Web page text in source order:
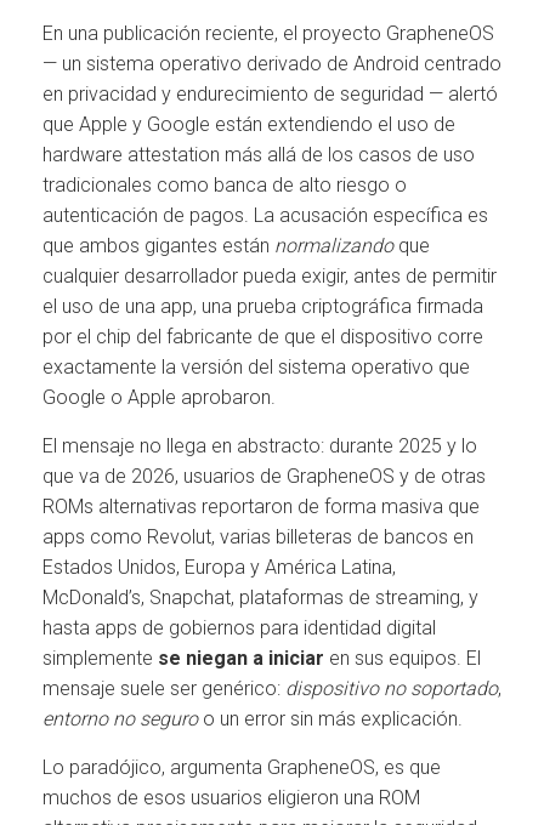
En una publicación reciente, el proyecto GrapheneOS
— un sistema operativo derivado de Android centrado
en privacidad y endurecimiento de seguridad — alertó
que Apple y Google están extendiendo el uso de
hardware attestation más allá de los casos de uso
tradicionales como banca de alto riesgo o
autenticación de pagos. La acusación específica es
que ambos gigantes están normalizandoque
cualquier desarrollador pueda exigir, antes de permitir
el uso de una app, una prueba criptográfica firmada
por el chip del fabricante de que el dispositivo corre
exactamente la versión del sistema operativo que
Google o Apple aprobaron.
El mensaje no llega en abstracto: durante 2025 y lo
que va de 2026, usuarios de GrapheneOS y de otras
ROMs alternativas reportaron de forma masiva que
apps como Revolut, varias billeteras de bancos en
Estados Unidos, Europa y América Latina,
McDonald’s, Snapchat, plataformas de streaming, y
hasta apps de gobiernos para identidad digital
simplemente se niegan a iniciar en sus equipos. El
mensaje suele ser genérico: dispositivo no soportado,
entorno no seguroo un error sin más explicación.
Lo paradójico, argumenta GrapheneOS, es que
muchos de esos usuarios eligieron una ROM